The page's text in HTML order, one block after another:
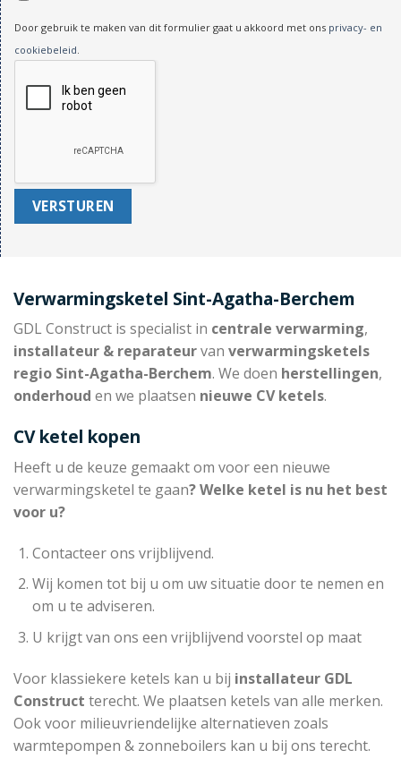
Door gebruik te maken van dit formulier gaat u akkoord met ons privacy- en
cookiebeleid.
Verwarmingsketel Sint-Agatha-Berchem
GDL Construct is specialist in centrale verwarming,
installateur & reparateurvan verwarmingsketels
regio Sint-Agatha-Berchem. We doen herstellingen,
onderhoud en we plaatsen nieuwe CV ketels.
CV ketel kopen
Heeft u de keuze gemaakt om voor een nieuwe
verwarmingsketel te gaan? Welke ketel is nu het best
voor u?
Contacteer ons vrijblijvend.
Wij komen tot bij u om uw situatie door te nemen en
om u te adviseren.
U krijgt van ons een vrijblijvend voorstel op maat
Voor klassiekere ketels kan u bij installateur GDL
Construct terecht. We plaatsen ketels van alle merken.
Ook voor milieuvriendelijke alternatieven zoals
warmtepompen & zonneboilers kan u bij ons terecht.